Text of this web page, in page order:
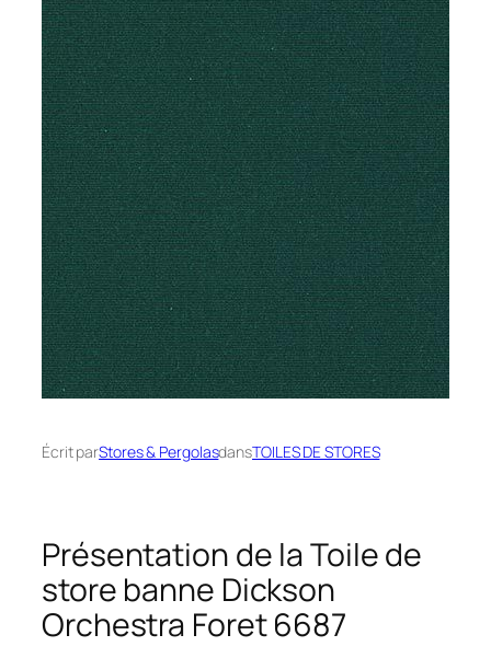
Écrit parStores & PergolasdansTOILES DE STORES
Présentation de la Toile de
store banne Dickson
Orchestra Foret 6687